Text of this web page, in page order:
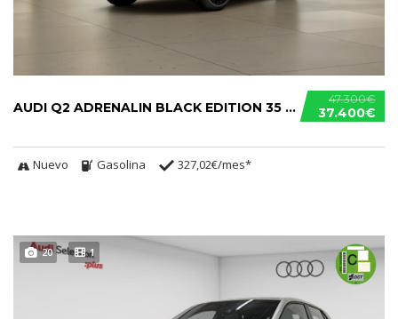
47.300€
37.400€
AUDI Q2 ADRENALIN BLACK EDITION 35 TFSI
Nuevo Gasolina 327,02€/mes*
20 1